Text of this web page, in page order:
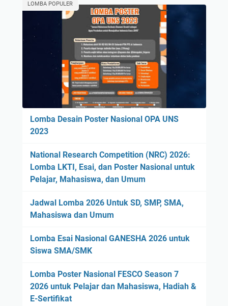
LOMBA POPULER
Lomba Desain Poster Nasional OPA UNS
2023
National Research Competition (NRC) 2026:
Lomba LKTI, Esai, dan Poster Nasional untuk
Pelajar, Mahasiswa, dan Umum
Jadwal Lomba 2026 Untuk SD, SMP, SMA,
Mahasiswa dan Umum
Lomba Esai Nasional GANESHA 2026 untuk
Siswa SMA/SMK
Lomba Poster Nasional FESCO Season 7
2026 untuk Pelajar dan Mahasiswa, Hadiah &
E-Sertifikat